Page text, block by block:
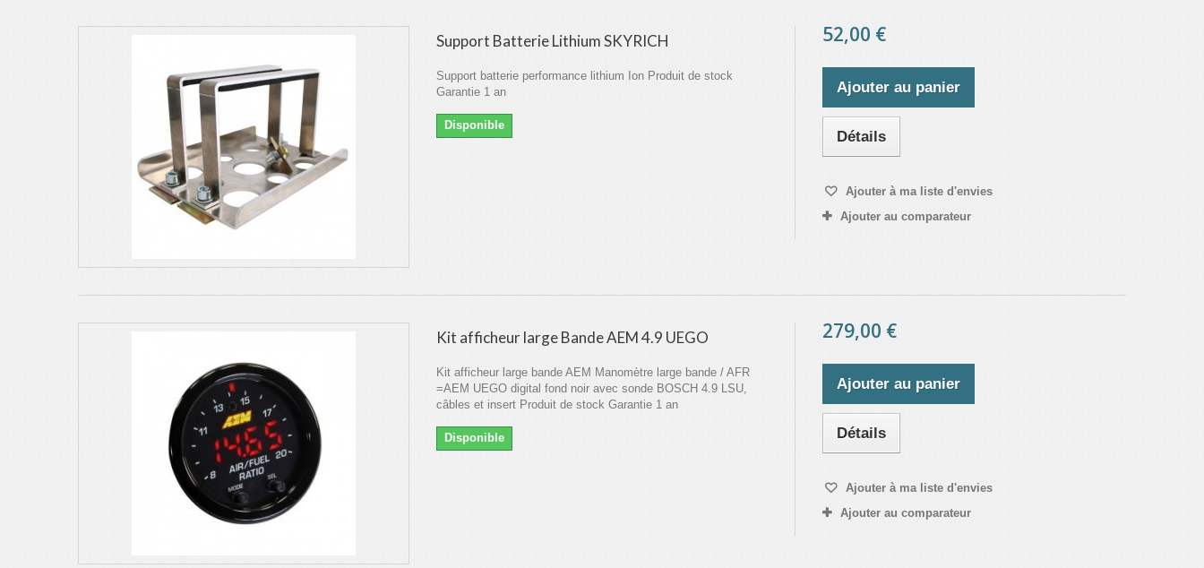
Support Batterie Lithium SKYRICH
Support batterie performance lithium Ion Produit de stock
Garantie 1 an
Disponible
52,00 €
Ajouter au panier
Détails
Ajouter à ma liste d'envies
Ajouter au comparateur
Kit afficheur large Bande AEM 4.9 UEGO
Kit afficheur large bande AEM Manomètre large bande / AFR
=AEM UEGO digital fond noir avec sonde BOSCH 4.9 LSU,
câbles et insert Produit de stock Garantie 1 an
Disponible
279,00 €
Ajouter au panier
Détails
Ajouter à ma liste d'envies
Ajouter au comparateur